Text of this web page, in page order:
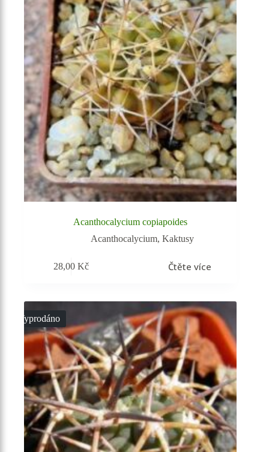
Acanthocalycium copiapoides
Acanthocalycium,Kaktusy
28,00Kč Čtěte více
Vyprodáno